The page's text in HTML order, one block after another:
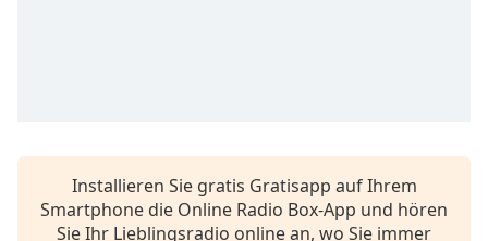
Installieren Sie gratis Gratisapp auf Ihrem
Smartphone die Online Radio Box-App und hören
Sie Ihr Lieblingsradio online an, wo Sie immer